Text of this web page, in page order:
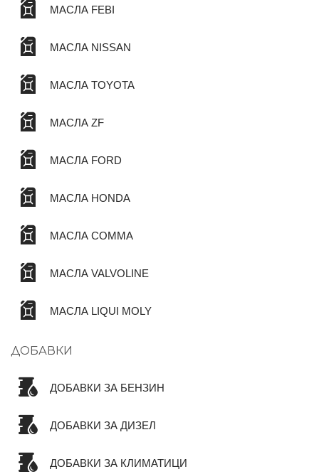
МАСЛА FEBI
МАСЛА NISSAN
МАСЛА TOYOTA
МАСЛА ZF
МАСЛА FORD
МАСЛА HONDA
МАСЛА COMMA
МАСЛА VALVOLINE
МАСЛА LIQUI MOLY
ДОБАВКИ
ДОБАВКИ ЗА БЕНЗИН
ДОБАВКИ ЗА ДИЗЕЛ
ДОБАВКИ ЗА КЛИМАТИЦИ